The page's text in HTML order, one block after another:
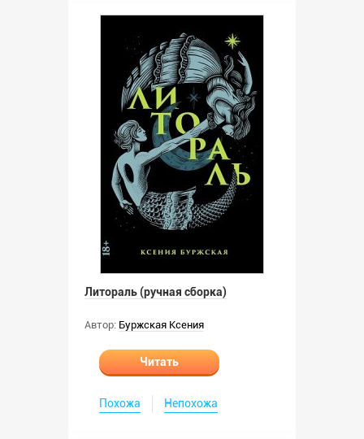
Литораль (ручная сборка)
Автор: Буржская Ксения
Читать
Похожа Непохожа